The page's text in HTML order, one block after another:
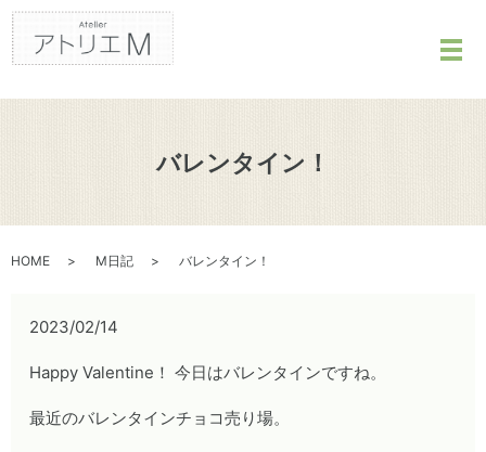
メ
バレンタイン！
HOME M日記 バレンタイン！
2023/02/14
Happy Valentine！ 今日はバレンタインですね。
最近のバレンタインチョコ売り場。